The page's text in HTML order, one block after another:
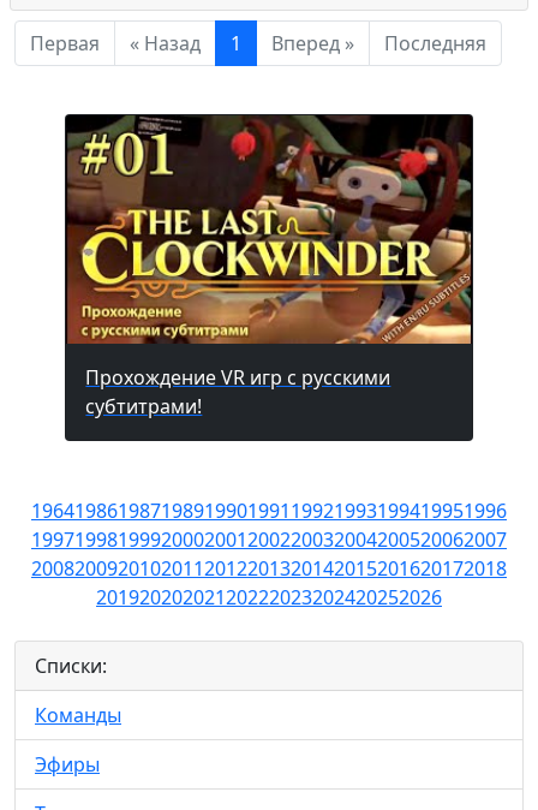
Первая « Назад 1 Вперед » Последняя
Прохождение VR игр с русскими
субтитрами!
19641986198719891990199119921993199419951996
19971998199920002001200220032004200520062007
20082009201020112012201320142015201620172018
20192020202120222023202420252026
Списки:
Команды
Эфиры